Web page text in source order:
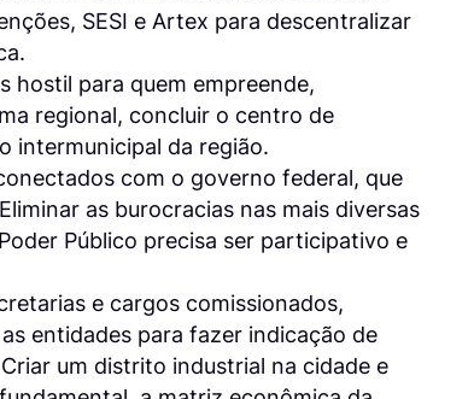
SESI e Artex para descentralizar
hostil para quem empreende,
regional, concluir o centro de
intermunicipal da região.
com o governo federal, que
as burocracias nas mais diversas
Público precisa ser participativo e
e cargos comissionados,
entidades para fazer indicação de
um distrito industrial na cidade e